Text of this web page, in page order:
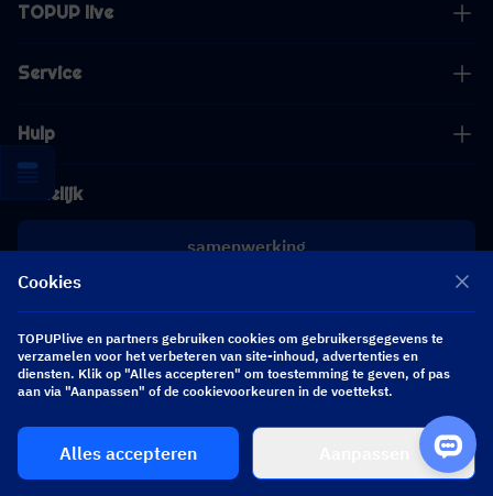
TOPUP live
Service
Hulp
Zakelijk
samenwerking
[email protected]
Volg ons
Copyright 2026 SEA WHALE TECHNOLOGY PTE.LTD. All Rights Reserved.
Cookies
TOPUPlive en partners gebruiken cookies om gebruikersgegevens te
verzamelen voor het verbeteren van site-inhoud, advertenties en
diensten. Klik op "Alles accepteren" om toestemming te geven, of pas
aan via "Aanpassen" of de cookievoorkeuren in de voettekst.
Alles accepteren